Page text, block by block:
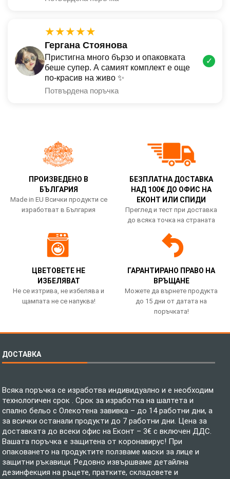
★★★★★
Гергана Стоянова
Пристигна много бързо и опаковката
беше супер. А самият комплект е още
по-красив на живо ✨
Потвърдена поръчка
✓
ПРОИЗВЕДЕНО В
БЪЛГАРИЯ
Made in EU Всички продукти се
изработват в България
БЕЗПЛАТНА ДОСТАВКА
НАД 100€ ДО ОФИС НА
ЕКОНТ ИЛИ СПИДИ
Преглед и тест при доставка
до всяка точка на страната
ЦВЕТОВЕТЕ НЕ
ИЗБЕЛЯВАТ
Не се изтрива, не избелява и
щампата не се напуква!
ГАРАНТИРАНО ПРАВО НА
ВРЪЩАНЕ
Можете да върнете продукта
до 15 дни от датата на
поръчката!
ДОСТАВКА
Всяка поръчка се изработва индивидуално и е необходим
технологичен срок . Срок за изработка на шалтета и
спално бельо с Олекотена завивка – до 14 работни дни, а
за всички останали продукти до 7 работни дни. Цена за
доставката до всеки офис на Еконт – 3€ с включен ДДС.
Вашата поръчка е защитена от коронавирус! При
опаковането на продуктите ползваме маски за лице и
защитни ръкавици. Редовно извършваме детайлна
дезинфекция на ръцете, пратките, складовете и